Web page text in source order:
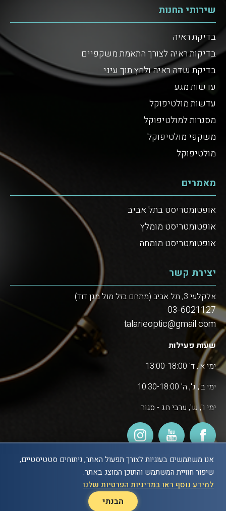
שירותי החנות
בדיקת ראיה
בדיקות ראיה לצורך התאמת משקפיים
בדיקת שדה ראיה ולחץ תוך עיני
עדשות מגע
עדשות מולטיפוקל
מסגרות למולטיפוקל
משקפי מולטיפוקל
מולטיפוקל
מאמרים
אופטומטריסט בתל אביב
אופטומטריסט מומלץ
אופטומטריסט מומחה
יצירת קשר
אלקלעי 3, תל אביב (מתחם בזל מול מגן דוד)
03-6021127
talarieoptic@gmail.com
שעות פעילות
ימי א', ד' 13:00-18:00
ימי ב', ג', ה' 10:30-18:00
ימי ו', ש', ערבי חג - סגור
POWERED BY
אנו משתמשים בעוגיות לצורך תפעול האתר, ניתוחים סטטיסטיים,
שיפור חוויית המשתמש והתוכן המוצג באתר.
למידע נוסף ראו במדיניות הפרטיות שלנו
הבנתי